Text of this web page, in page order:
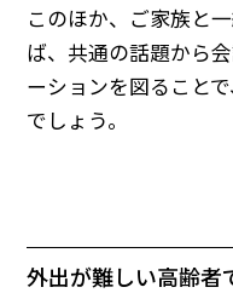
このほか、ご家族と
ば、共通の話題から
ーションを図ること
でしょう。
外出が難しい高齢者